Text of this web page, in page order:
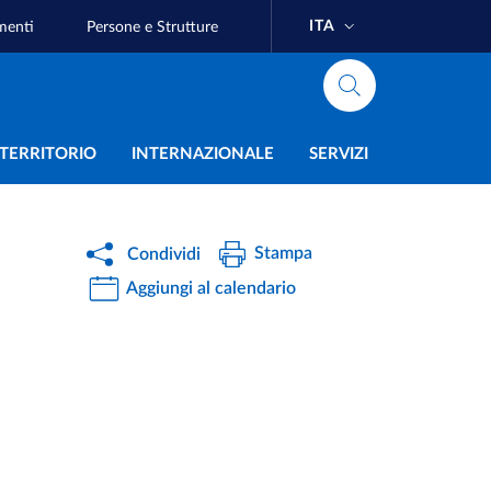
Persone e Strutture ITA
INTERNAZIONALE SERVIZI
Condividi
Stampa
Aggiungi al calendario